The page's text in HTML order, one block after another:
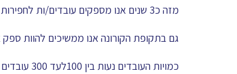
מזה כ3 שנים אנו מספקים עובדים/ות לחפירות ארכיאולוגיות על מנת להמשיך בבנייה ותשתיות כגון תשתיות כבישים במדינת ישראל.
גם בתקופת הקורונה אנו ממשיכים להוות
כמויות העובדים נעות בין 100לעד 300 עובדים ליום ע"פ צורך.